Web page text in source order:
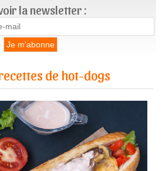
la newsletter :
de hot-dogs